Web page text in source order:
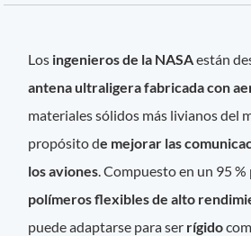
Los ingenieros de la NASAestán
antena ultraligera fabricada con
materiales sólidos más livianos del
propósito de mejorar las
los aviones . Compuesto en un 95
polímeros flexibles de alto
puede adaptarse para ser rígido